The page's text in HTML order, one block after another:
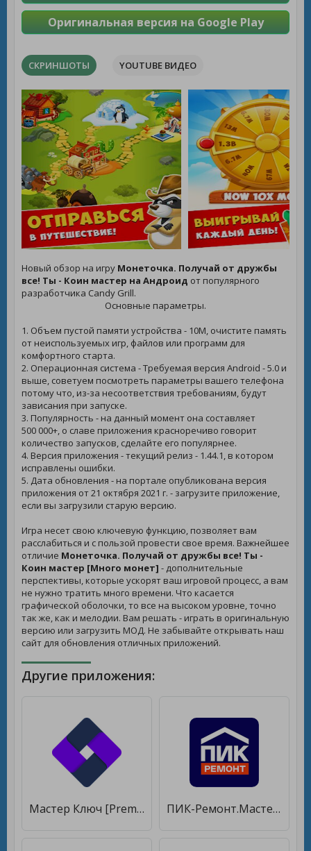
Оригинальная версия на Google Play
СКРИНШОТЫ YOUTUBE ВИДЕО
Новый обзор на игру Монеточка. Получай от дружбы
все! Ты - Коин мастер на Андроид от популярного
разработчика Candy Grill.
Основные параметры.
1. Объем пустой памяти устройства - 10M, очистите память
от неиспользуемых игр, файлов или программ для
комфортного старта.
2. Операционная система - Требуемая версия Android - 5.0 и
выше, советуем посмотреть параметры вашего телефона
потому что, из-за несоответствия требованиям, будут
зависания при запуске.
3. Популярность - на данный момент она составляет
500 000+, о славе приложения красноречиво говорит
количество запусков, сделайте его популярнее.
4. Версия приложения - текущий релиз - 1.44.1, в котором
исправлены ошибки.
5. Дата обновления - на портале опубликована версия
приложения от 21 октября 2021 г. - загрузите приложение,
если вы загрузили старую версию.
Игра несет свою ключевую функцию, позволяет вам
расслабиться и с пользой провести свое время. Важнейшее
отличие Монеточка. Получай от дружбы все! Ты -
Коин мастер [Много монет] - дополнительные
перспективы, которые ускорят ваш игровой процесс, а вам
не нужно тратить много времени. Что касается
графической оболочки, то все на высоком уровне, точно
так же, как и мелодии. Вам решать - играть в оригинальную
версию или загрузить МОД. Не забывайте открывать наш
сайт для обновления отличных приложений.
Другие приложения:
Мастер Ключ [Premium] ПИК-Ремонт.Мастер [Unlocked]